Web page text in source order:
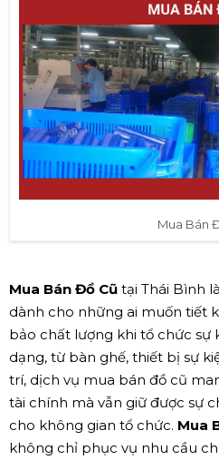
Mua Bán
Mua Bán Đồ Cũ tại Thái Bình
dành cho những ai muốn tiết
bảo chất lượng khi tổ chức sự
dạng, từ bàn ghế, thiết bị sự
trí, dịch vụ mua bán đồ cũ
tài chính mà vẫn giữ được sự
cho không gian tổ chức. Mua
không chỉ phục vụ nhu cầu